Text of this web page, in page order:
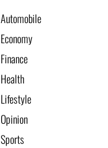
Automobile
Economy
Finance
Health
Lifestyle
Opinion
Sports